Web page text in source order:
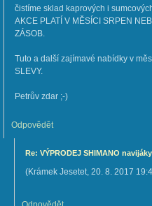
čistíme sklad kaprových i
AKCE PLATÍ V MĚSÍCI SRPEN
ZÁSOB.
Tuto a další zajímavé nabídky v
SLEVY.
Petrův zdar ;-)
Odpovědět
Re: VÝPRODEJ SHIMANO
(Krámek Jesetet, 20. 8. 2017